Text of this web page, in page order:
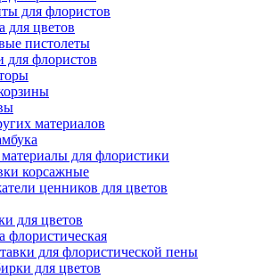
для флористов
для цветов
пистолеты
флористов
материалов
для флористики
корсажные
ценников для цветов
для цветов
флористическая
для флористической пены
для цветов